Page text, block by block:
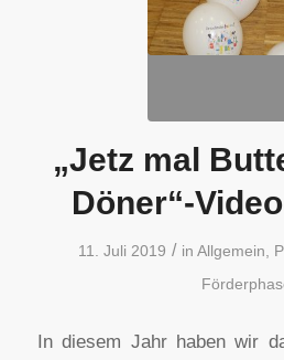
„Jetz mal
Döner“-
11. Juli 2019 / in Allgemein
In diesem Jahr haben wir